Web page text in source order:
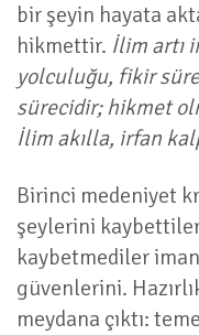
bir şeyin hayata
hikmettir. İlim artı
yolculuğu, fikir
sürecidir; hikmet
İlim akılla, irfan
Birinci medeniyet
şeylerini
kaybetmediler
güvenlerini.
meydana çıktı: